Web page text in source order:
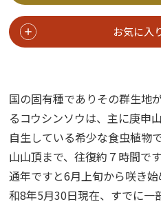
お気に入
国の固有種でありその群生地
るコウシンソウは、主に庚申
自生している希少な食虫植物
山山頂まで、往復約７時間です
通年ですと6月上旬から咲き
和8年5月30日現在、すでに一